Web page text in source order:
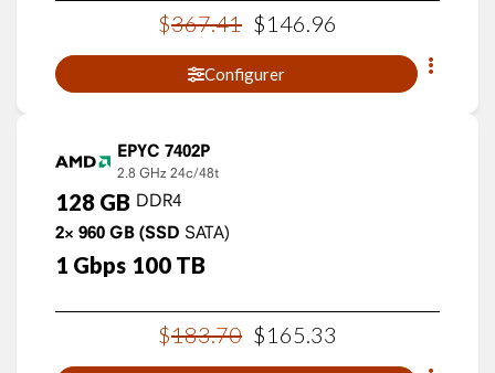
$367.41 $146.96
Configurer
EPYC 7402P
2.8 GHz 24c/48t
128 GB DDR4
2× 960 GB (SSD SATA)
1 Gbps 100 TB
$183.70 $165 33